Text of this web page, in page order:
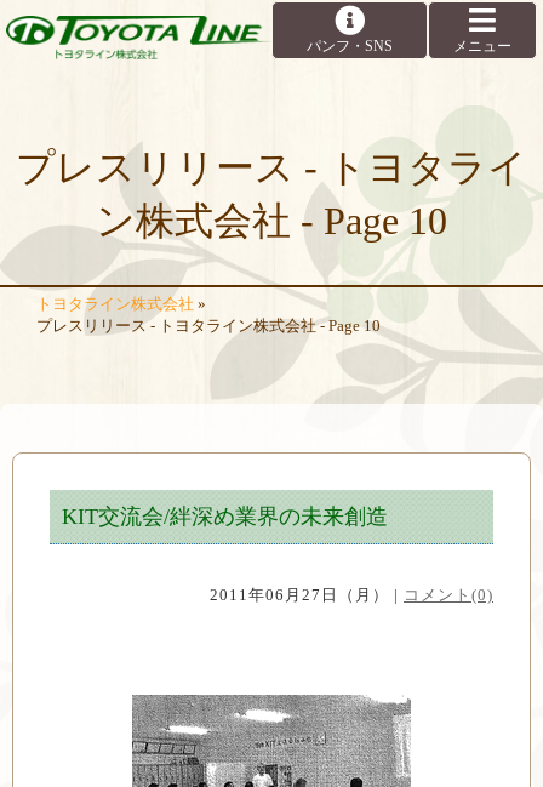
プレスリリース - トヨタライ
ン株式会社 - Page 10
トヨタライン株式会社 »
プレスリリース - トヨタライン株式会社 - Page 10
KIT交流会/絆深め業界の未来創造
2011年06月27日（月） | コメント(0)